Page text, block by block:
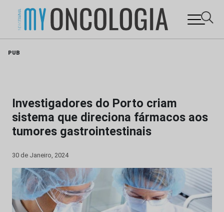
PUB
Investigadores do Porto criam
sistema que direciona fármacos aos
tumores gastrointestinais
30 de Janeiro, 2024